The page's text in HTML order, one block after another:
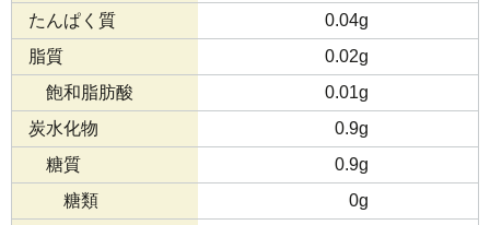
たんぱく質
0.04g
脂質
0.02g
飽和脂肪酸
0.01g
炭水化物
0.9g
糖質
0.9g
糖類
0g